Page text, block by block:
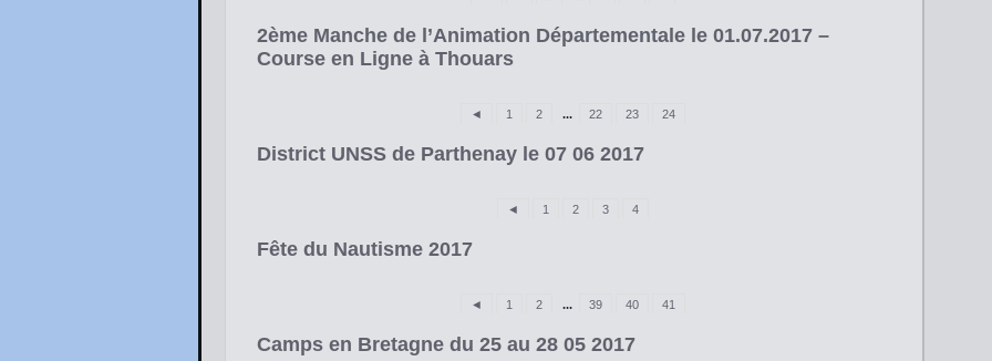
2ème Manche de l’Animation Départementale le 01.07.2017 –
Course en Ligne à Thouars
◄ 1 2 ... 22 23 24
District UNSS de Parthenay le 07 06 2017
◄ 1 2 3 4
Fête du Nautisme 2017
◄ 1 2 ... 39 40 41
Camps en Bretagne du 25 au 28 05 2017